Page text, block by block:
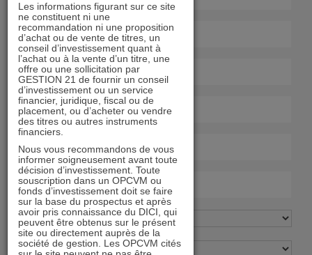
Les informations figurant sur ce site
ne constituent ni une
recommandation ni une proposition
d’achat ou de vente de titres, un
conseil d’investissement quant à
l’achat ou à la vente d’un titre, une
offre ou une sollicitation par
GESTION 21 de fournir un conseil
d’investissement ou un service
financier, juridique, fiscal ou de
placement, ou d’acheter ou vendre
des titres ou autres instruments
financiers.
Nous vous recommandons de vous
informer soigneusement avant toute
décision d’investissement. Toute
souscription dans un OPCVM ou
fonds d’investissement doit se faire
sur la base du prospectus et après
avoir pris connaissance du DICI, qui
peuvent être obtenus sur le présent
site ou directement auprès de la
société de gestion. Les OPCVM cités